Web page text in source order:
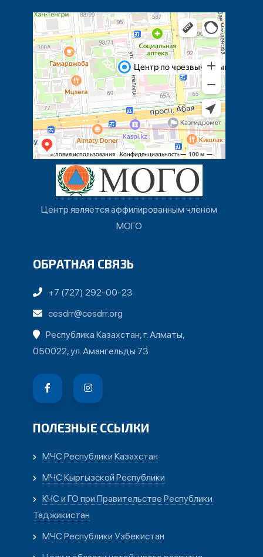
Центр является аффилированным членом
МОГО
ОБРАТНАЯ СВЯЗЬ
+7 (727) 292-00-23
cesdrr@cesdrr.org
Республика Казахстан, г. Алматы,
050022, ул. Амангельды 73
ПОЛЕЗНЫЕ ССЫЛКИ
МЧС Республики Казахстан
МЧС Кыргызской Республики
КЧС и ГО при Правительстве Республики
Таджикистан
МЧС Республики Узбекистан